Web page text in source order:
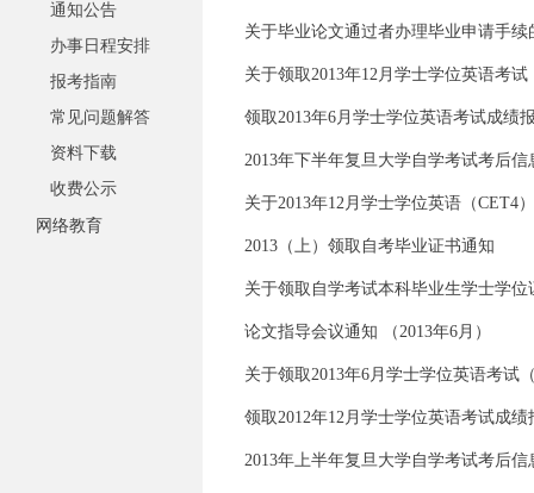
通知公告
办事日程安排
报考指南
常见问题解答
资料下载
收费公示
网络教育
关于毕业论文通过者办理毕业申请手续
关于领取2013年12月学士学位英语考
领取2013年6月学士学位英语考试成绩
2013年下半年复旦大学自学考试考后信
关于2013年12月学士学位英语（CET4
2013（上）领取自考毕业证书通知
关于领取自学考试本科毕业生学士学位
论文指导会议通知 （2013年6月）
关于领取2013年6月学士学位英语考试
领取2012年12月学士学位英语考试成绩
2013年上半年复旦大学自学考试考后信